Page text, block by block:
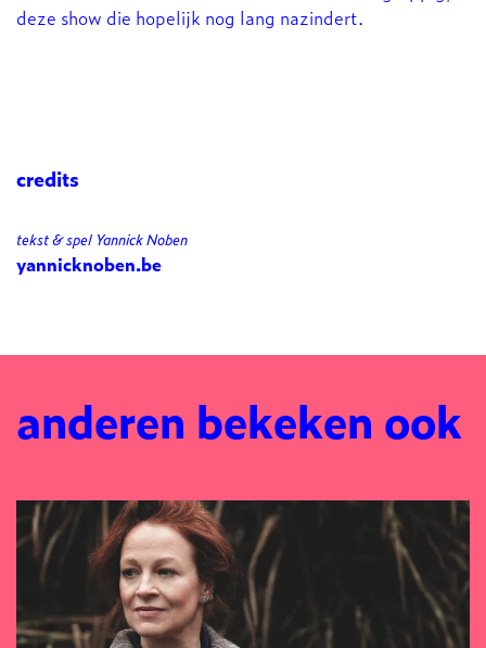
deze show die hopelijk nog lang nazindert.
credits
tekst & spel Yannick Noben
yannicknoben.be
anderen bekeken ook